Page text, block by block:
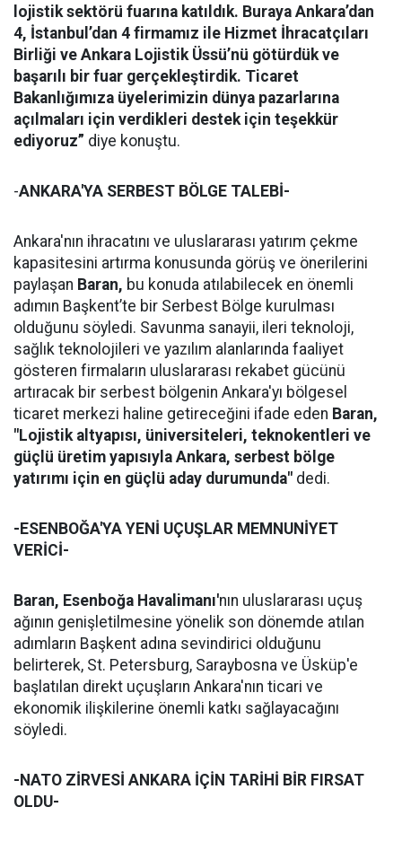
lojistik sektörü fuarına katıldık. Buraya Ankara’dan
4, İstanbul’dan 4 firmamız ile Hizmet İhracatçıları
Birliği ve Ankara Lojistik Üssü’nü götürdük ve
başarılı bir fuar gerçekleştirdik. Ticaret
Bakanlığımıza üyelerimizin dünya pazarlarına
açılmaları için verdikleri destek için teşekkür
ediyoruz” diye konuştu.
-ANKARA'YA SERBEST BÖLGE TALEBİ-
Ankara'nın ihracatını ve uluslararası yatırım çekme
kapasitesini artırma konusunda görüş ve önerilerini
paylaşan Baran, bu konuda atılabilecek en önemli
adımın Başkent’te bir Serbest Bölge kurulması
olduğunu söyledi. Savunma sanayii, ileri teknoloji,
sağlık teknolojileri ve yazılım alanlarında faaliyet
gösteren firmaların uluslararası rekabet gücünü
artıracak bir serbest bölgenin Ankara'yı bölgesel
ticaret merkezi haline getireceğini ifade eden Baran,
"Lojistik altyapısı, üniversiteleri, teknokentleri ve
güçlü üretim yapısıyla Ankara, serbest bölge
yatırımı için en güçlü aday durumunda" dedi.
-ESENBOĞA'YA YENİ UÇUŞLAR MEMNUNİYET
VERİCİ-
Baran, Esenboğa Havalimanı'nın uluslararası uçuş
ağının genişletilmesine yönelik son dönemde atılan
adımların Başkent adına sevindirici olduğunu
belirterek, St. Petersburg, Saraybosna ve Üsküp'e
başlatılan direkt uçuşların Ankara'nın ticari ve
ekonomik ilişkilerine önemli katkı sağlayacağını
söyledi.
-NATO ZİRVESİ ANKARA İÇİN TARİHİ BİR FIRSAT
OLDU-